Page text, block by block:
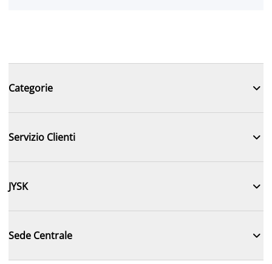
Categorie 
Servizio Clienti 
JYSK 
Sede Centrale 